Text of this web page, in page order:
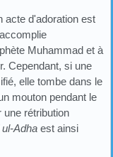
acte d'adoration est
Muhammad et à
Cependant, si une
elle tombe dans le
mouton pendant le
une rétribution
Adha est ainsi